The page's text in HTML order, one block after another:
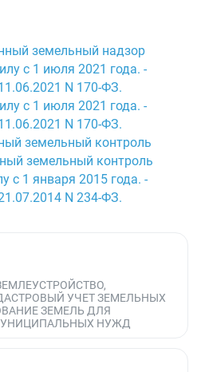
земельный надзор
с 1 июля 2021 года. -
N 170-ФЗ.
с 1 июля 2021 года. -
N 170-ФЗ.
земельный контроль
земельный контроль
с 1 января 2015 года. -
N 234-ФЗ.
УЧЕТ ЗЕМЕЛЬНЫХ
ЗЕМЕЛЬ ДЛЯ
НУЖД